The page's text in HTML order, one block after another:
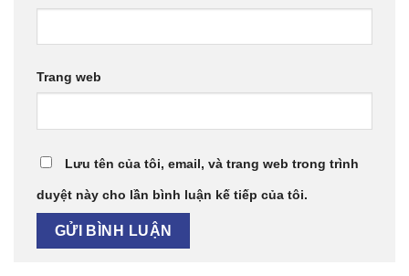
Trang web
Lưu tên của tôi, email, và trang web trong trình
duyệt này cho lần bình luận kế tiếp của tôi.